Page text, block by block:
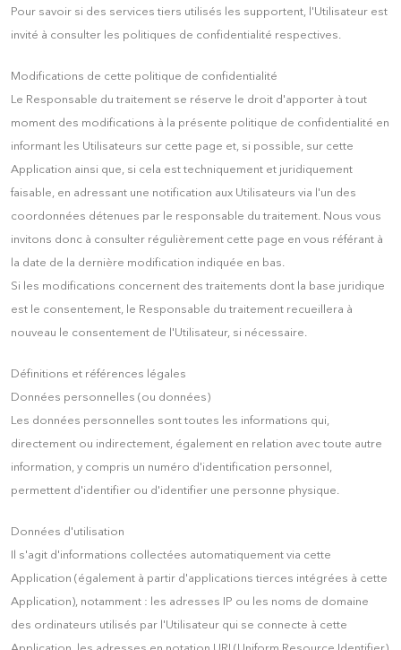
Pour savoir si des services tiers utilisés les supportent, l'Utilisateur est
invité à consulter les politiques de confidentialité respectives.
Modifications de cette politique de confidentialité
Le Responsable du traitement se réserve le droit d'apporter à tout
moment des modifications à la présente politique de confidentialité en
informant les Utilisateurs sur cette page et, si possible, sur cette
Application ainsi que, si cela est techniquement et juridiquement
faisable, en adressant une notification aux Utilisateurs via l'un des
coordonnées détenues par le responsable du traitement. Nous vous
invitons donc à consulter régulièrement cette page en vous référant à
la date de la dernière modification indiquée en bas.
Si les modifications concernent des traitements dont la base juridique
est le consentement, le Responsable du traitement recueillera à
nouveau le consentement de l'Utilisateur, si nécessaire.
Définitions et références légales
Données personnelles (ou données)
Les données personnelles sont toutes les informations qui,
directement ou indirectement, également en relation avec toute autre
information, y compris un numéro d'identification personnel,
permettent d'identifier ou d'identifier une personne physique.
Données d'utilisation
Il s'agit d'informations collectées automatiquement via cette
Application (également à partir d'applications tierces intégrées à cette
Application), notamment : les adresses IP ou les noms de domaine
des ordinateurs utilisés par l'Utilisateur qui se connecte à cette